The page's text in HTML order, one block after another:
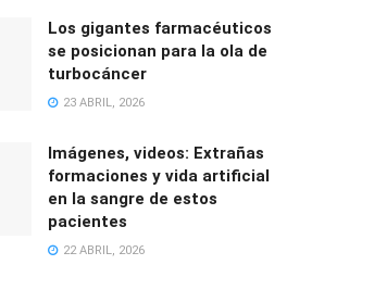
Los gigantes farmacéuticos
se posicionan para la ola de
turbocáncer
23 ABRIL, 2026
Imágenes, videos: Extrañas
formaciones y vida artificial
en la sangre de estos
pacientes
22 ABRIL, 2026